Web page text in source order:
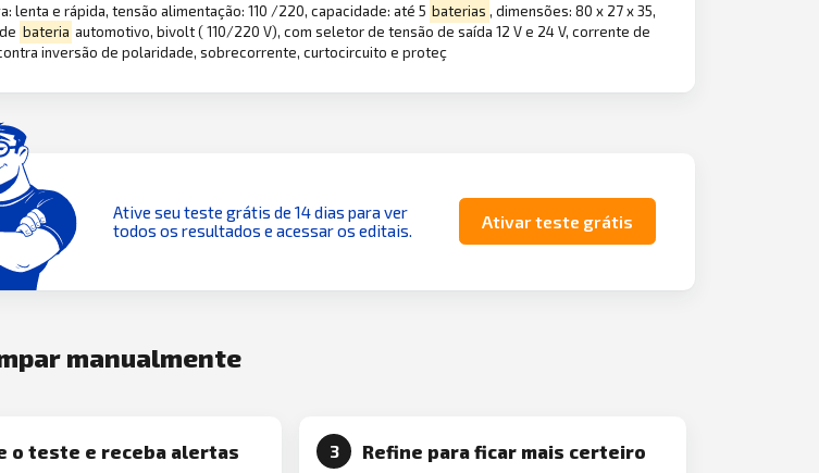
lenta e rápida, tensão alimentação: 110 /220, capacidade: até 5 baterias , dimensões: 80 x 27 x 35,
bateria automotivo, bivolt ( 110/220 V), com seletor de tensão de saída 12 V e 24 V, corrente de
inversão de polaridade, sobrecorrente, curtocircuito e proteç
Ative seu teste grátis de 14 dias para ver
todos os resultados e acessar os editais.
Ativar teste grátis
manualmente
o teste e receba alertas 3 Refine para ficar mais certeiro